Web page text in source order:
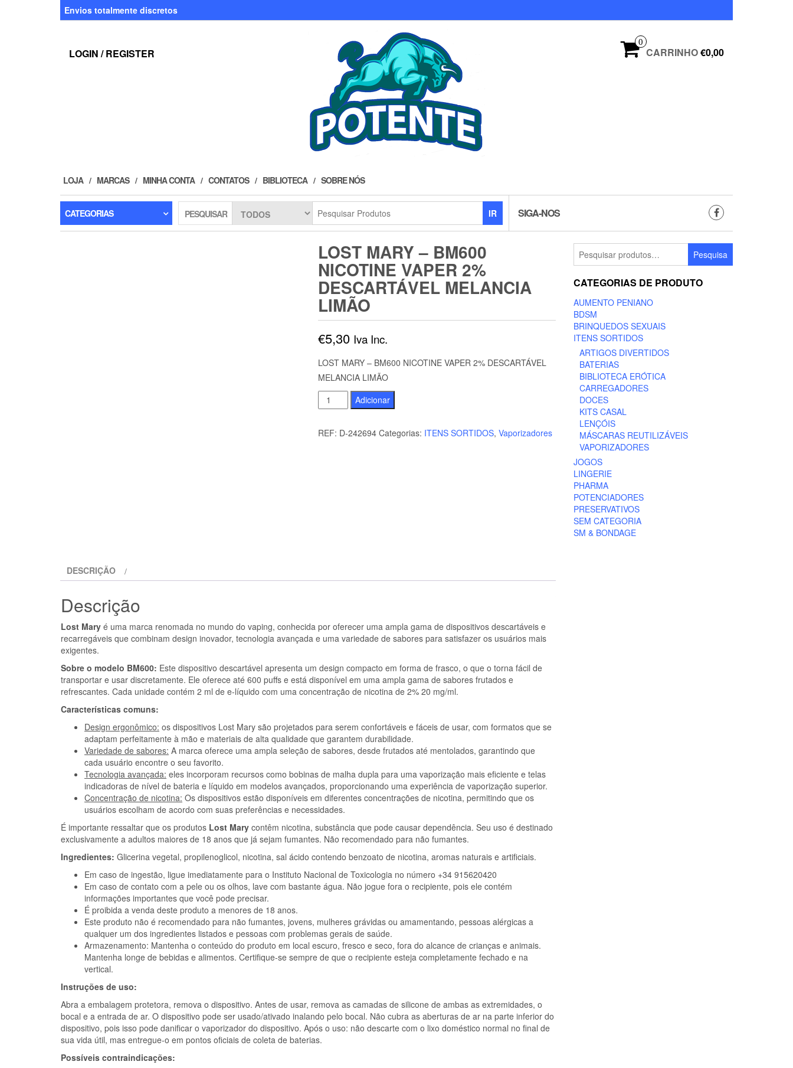
Envios totalmente discretos
LOGIN / REGISTER
0
CARRINHO€0,00
LOJA MARCAS MINHA CONTA CONTATOS BIBLIOTECA SOBRE NÓS
CATEGORIAS PESQUISAR IR SIGA-NOS
LOST MARY – BM600
NICOTINE VAPER 2%
DESCARTÁVEL MELANCIA
LIMÃO
€5,30 Iva Inc.
LOST MARY – BM600 NICOTINE VAPER 2% DESCARTÁVEL
MELANCIA LIMÃO
Quantidade
de
LOST
Adicionar
REF: D-242694 Categorias: ITENS SORTIDOS, Vaporizadores
DESCRIÇÃO
Descrição
Lost Mary é uma marca renomada no mundo do vaping, conhecida por oferecer uma ampla gama de dispositivos descartáveis e
recarregáveis que combinam design inovador, tecnologia avançada e uma variedade de sabores para satisfazer os usuários mais
exigentes.
Sobre o modelo BM600: Este dispositivo descartável apresenta um design compacto em forma de frasco, o que o torna fácil de
transportar e usar discretamente. Ele oferece até 600 puffs e está disponível em uma ampla gama de sabores frutados e
refrescantes. Cada unidade contém 2 ml de e-líquido com uma concentração de nicotina de 2% 20 mg/ml.
Características comuns:
Design ergonômico: os dispositivos Lost Mary são projetados para serem confortáveis e fáceis de usar, com formatos que se
adaptam perfeitamente à mão e materiais de alta qualidade que garantem durabilidade.
Variedade de sabores: A marca oferece uma ampla seleção de sabores, desde frutados até mentolados, garantindo que
cada usuário encontre o seu favorito.
Tecnologia avançada: eles incorporam recursos como bobinas de malha dupla para uma vaporização mais eficiente e telas
indicadoras de nível de bateria e líquido em modelos avançados, proporcionando uma experiência de vaporização superior.
Concentração de nicotina: Os dispositivos estão disponíveis em diferentes concentrações de nicotina, permitindo que os
usuários escolham de acordo com suas preferências e necessidades.
É importante ressaltar que os produtos Lost Mary contêm nicotina, substância que pode causar dependência. Seu uso é destinado
exclusivamente a adultos maiores de 18 anos que já sejam fumantes. Não recomendado para não fumantes.
Ingredientes: Glicerina vegetal, propilenoglicol, nicotina, sal ácido contendo benzoato de nicotina, aromas naturais e artificiais.
Em caso de ingestão, ligue imediatamente para o Instituto Nacional de Toxicologia no número +34 915620420
Em caso de contato com a pele ou os olhos, lave com bastante água. Não jogue fora o recipiente, pois ele contém
informações importantes que você pode precisar.
É proibida a venda deste produto a menores de 18 anos.
Este produto não é recomendado para não fumantes, jovens, mulheres grávidas ou amamentando, pessoas alérgicas a
qualquer um dos ingredientes listados e pessoas com problemas gerais de saúde.
Armazenamento: Mantenha o conteúdo do produto em local escuro, fresco e seco, fora do alcance de crianças e animais.
Mantenha longe de bebidas e alimentos. Certifique-se sempre de que o recipiente esteja completamente fechado e na
vertical.
Instruções de uso:
Abra a embalagem protetora, remova o dispositivo. Antes de usar, remova as camadas de silicone de ambas as extremidades, o
bocal e a entrada de ar. O dispositivo pode ser usado/ativado inalando pelo bocal. Não cubra as aberturas de ar na parte inferior do
dispositivo, pois isso pode danificar o vaporizador do dispositivo. Após o uso: não descarte com o lixo doméstico normal no final de
sua vida útil, mas entregue-o em pontos oficiais de coleta de baterias.
Possíveis contraindicações:
Pesquisar
por:
Pesquisa
CATEGORIAS DE PRODUTO
AUMENTO PENIANO
BDSM
BRINQUEDOS SEXUAIS
ITENS SORTIDOS
ARTIGOS DIVERTIDOS
BATERIAS
BIBLIOTECA ERÓTICA
CARREGADORES
DOCES
KITS CASAL
LENÇÓIS
MÁSCARAS REUTILIZÁVEIS
VAPORIZADORES
JOGOS
LINGERIE
PHARMA
POTENCIADORES
PRESERVATIVOS
SEM CATEGORIA
SM & BONDAGE